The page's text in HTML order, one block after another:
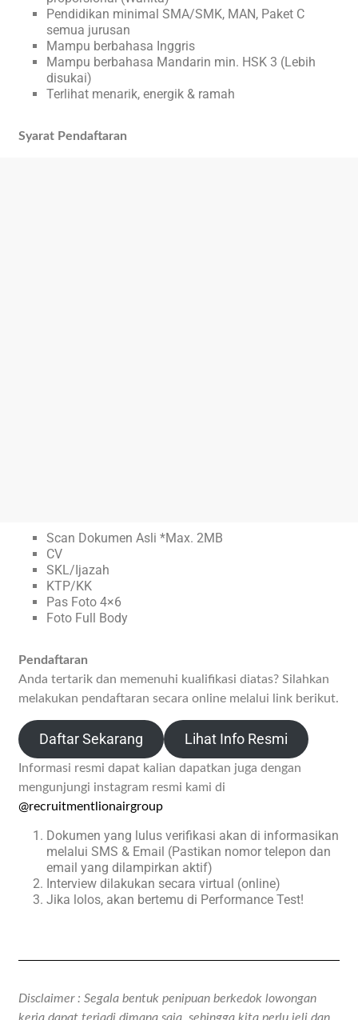
Pendidikan minimal SMA/SMK, MAN, Paket C
semua jurusan
Mampu berbahasa Inggris
Mampu berbahasa Mandarin min. HSK 3 (Lebih
disukai)
Terlihat menarik, energik & ramah
Syarat Pendaftaran
Scan Dokumen Asli *Max. 2MB
CV
SKL/Ijazah
KTP/KK
Pas Foto 4×6
Foto Full Body
Pendaftaran
Anda tertarik dan memenuhi kualifikasi diatas? Silahkan
melakukan pendaftaran secara online melalui link berikut.
Daftar Sekarang Lihat Info Resmi
Informasi resmi dapat kalian dapatkan juga dengan
mengunjungi instagram resmi kami di
@recruitmentlionairgroup
Dokumen yang lulus verifikasi akan di informasikan
melalui SMS & Email (Pastikan nomor telepon dan
email yang dilampirkan aktif)
Interview dilakukan secara virtual (online)
Jika lolos, akan bertemu di Performance Test!
Disclaimer : Segala bentuk penipuan berkedok lowongan